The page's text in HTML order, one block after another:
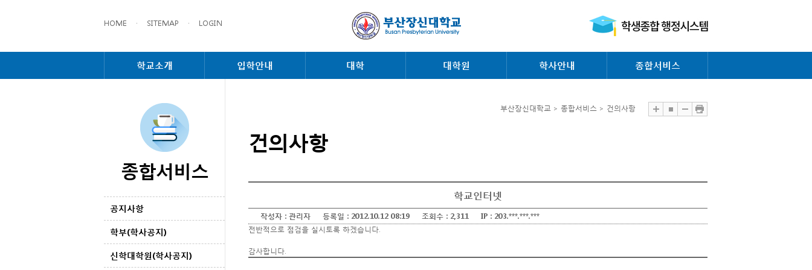
HOME · SITEMAP · LOGIN
학교소개 입학안내 대학 대학원 학사안내 종합서비스
종합서비스
공지사항
학부(학사공지)
신학대학원(학사공지)
부산장신대학교 > 종합서비스 > 건의사항
건의사항
학교인터넷
작성자 : 관리자 등록일 : 2012.10.12 08:19 조회수 : 2,311 IP : 203.***.***.***
전반적으로 점검을 실시토록 하겠습니다.
감사합니다.